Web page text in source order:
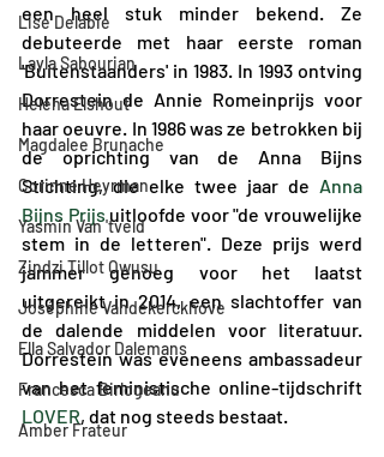
Lise Delabie
Layla Sabourian
Helena Elshout
Magdalee Brunache
Corinne Heyrman
Yasmin Van 'tveld
Zindzi Tillot Owusu
Joséphine Vandekerckhove
Ella Salvador Dalemans
Francesca Birlogeanu
Amber Frateur
een heel stuk minder bekend. Ze
debuteerde met haar eerste roman
'Buitenstaanders' in 1983. In 1993 ontving
Dorrestein de Annie Romeinprijs voor
haar oeuvre. In 1986 was ze betrokken bij
de oprichting van de Anna Bijns
Stichting, die elke twee jaar de Anna
Bijns Prijs uitloofde voor "de vrouwelijke
stem in de letteren". Deze prijs werd
jammer genoeg voor het laatst
uitgereikt in 2014, een slachtoffer van
de dalende middelen voor literatuur.
Dorrestein was eveneens ambassadeur
LOVER, dat nog steeds bestaat.